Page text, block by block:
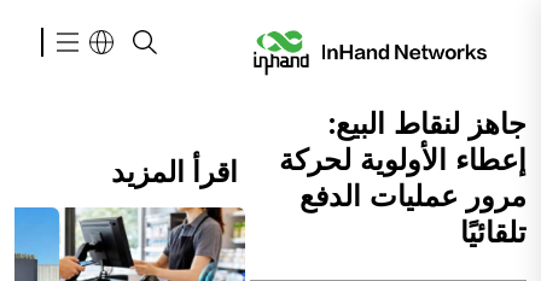
جاهز لنقاط البيع:
إعطاء الأولوية لحركة
مرور عمليات الدفع
تلقائيًا
اقرأ المزيد